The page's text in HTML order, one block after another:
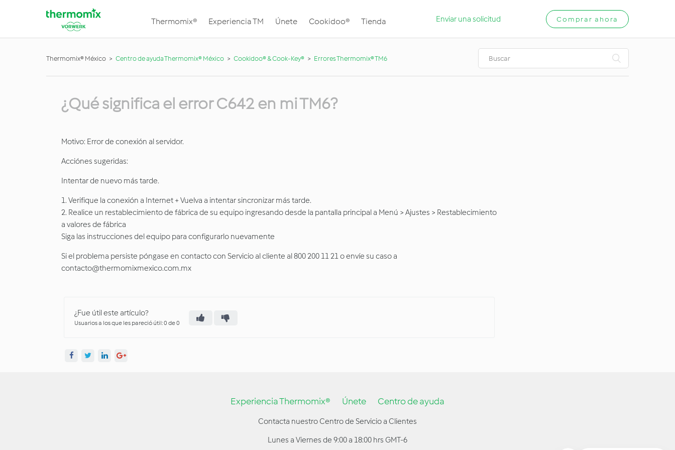
Thermomix® Experiencia TM Únete Cookidoo® Tienda Enviar una solicitud Comprar ahora
Thermomix® México Centro de ayuda Thermomix® México Cookidoo® & Cook-Key® Errores Thermomix® TM6
¿Qué significa el error C642 en mi TM6?
Motivo: Error de conexión al servidor.
Acciónes sugeridas:
Intentar de nuevo más tarde.
1. Verifique la conexión a Internet + Vuelva a intentar sincronizar más tarde.
2. Realice un restablecimiento de fábrica de su equipo ingresando desde la pantalla principal a Menú > Ajustes > Restablecimiento
a valores de fábrica
Siga las instrucciones del equipo para configurarlo nuevamente
Si el problema persiste póngase en contacto con Servicio al cliente al 800 200 11 21 o envíe su caso a
contacto@thermomixmexico.com.mx
¿Fue útil este artículo?
Usuarios a los que les pareció útil: 0 de 0
Experiencia Thermomix® Únete Centro de ayuda
Contacta nuestro Centro de Servicio a Clientes
Lunes a Viernes de 9:00 a 18:00 hrs GMT-6